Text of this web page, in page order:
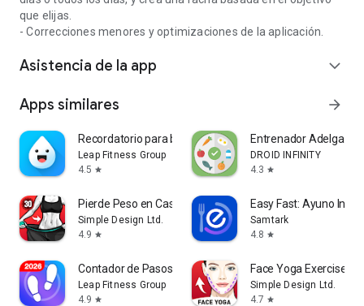
que elijas.
- Correcciones menores y optimizaciones de la aplicación.
Asistencia de la app expand_more
Apps similares arrow_forward
Recordatorio para beber agua -
Leap Fitness Group
4.5 star
Entrenador Adelgazar
DROID INFINITY
4.3 star
Pierde Peso en Casa en 30 Días
Simple Design Ltd.
4.9 star
Easy Fast: Ayuno
Samtark
4.8 star
Contador de Pasos – Pasos
Leap Fitness Group
4.9 star
Face Yoga Exercises,
Simple Design Ltd.
4.7 star